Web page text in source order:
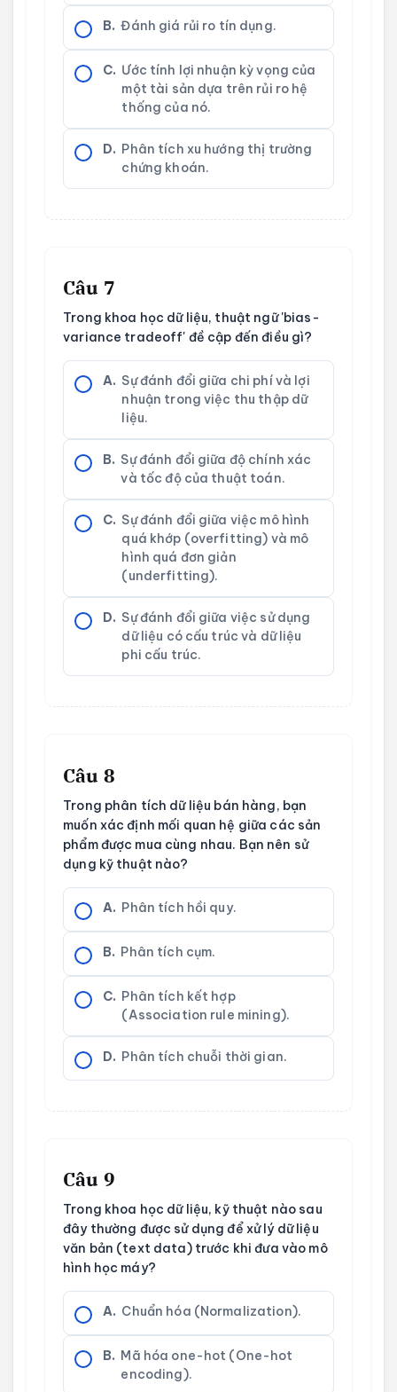
B. Đánh giá rủi ro tín dụng.
C. Ước tính lợi nhuận kỳ vọng của
một tài sản dựa trên rủi ro hệ
thống của nó.
D. Phân tích xu hướng thị trường
chứng khoán.
Câu 7
Trong khoa học dữ liệu, thuật ngữ 'bias-
variance tradeoff' đề cập đến điều gì?
A. Sự đánh đổi giữa chi phí và lợi
nhuận trong việc thu thập dữ
liệu.
B. Sự đánh đổi giữa độ chính xác
và tốc độ của thuật toán.
C. Sự đánh đổi giữa việc mô hình
quá khớp (overfitting) và mô
hình quá đơn giản
(underfitting).
D. Sự đánh đổi giữa việc sử dụng
dữ liệu có cấu trúc và dữ liệu
phi cấu trúc.
Câu 8
Trong phân tích dữ liệu bán hàng, bạn
muốn xác định mối quan hệ giữa các sản
phẩm được mua cùng nhau. Bạn nên sử
dụng kỹ thuật nào?
A. Phân tích hồi quy.
B. Phân tích cụm.
C. Phân tích kết hợp
(Association rule mining).
D. Phân tích chuỗi thời gian.
Câu 9
Trong khoa học dữ liệu, kỹ thuật nào sau
đây thường được sử dụng để xử lý dữ liệu
văn bản (text data) trước khi đưa vào mô
hình học máy?
A. Chuẩn hóa (Normalization).
B. Mã hóa one-hot (One-hot
encoding).